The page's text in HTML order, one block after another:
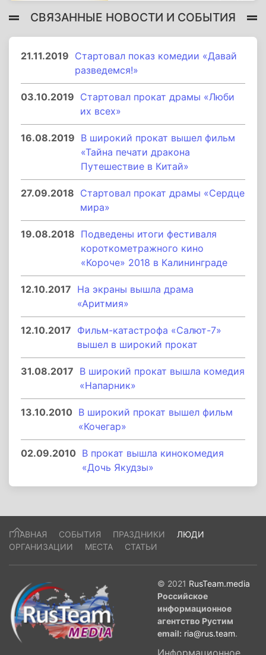
СВЯЗАННЫЕ НОВОСТИ И СОБЫТИЯ
21.11.2019 Стартовал показ комедии «Давай
разведемся!»
03.10.2019 Стартовал прокат драмы «Люби
их всех»
16.08.2019 В широкий прокат вышел фильм
«Тайна печати дракона
Путешествие в Китай»
27.09.2018 Стартовал прокат драмы «Сердце
мира»
19.08.2018 Подведены итоги фестиваля
короткометражного кино
«Короче» 2018 в Калининграде
12.10.2017 На экраны вышла драма
«Аритмия»
12.10.2017 Фильм-катастрофа «Салют-7»
вышел в широкий прокат
31.08.2017 В широкий прокат вышла комедия
«Напарник»
13.10.2010 В широкий прокат вышел фильм
«Кочегар»
02.09.2010 В прокат вышла кинокомедия
«Дочь Якудзы»
ГЛАВНАЯ СОБЫТИЯ ПРАЗДНИКИ
ЛЮДИ
ОРГАНИЗАЦИИ
МЕСТА СТАТЬИ
© 2021 RusTeam.media
Российское
информационное
агентство Рустим
email: ria@rus.team.
Информационное